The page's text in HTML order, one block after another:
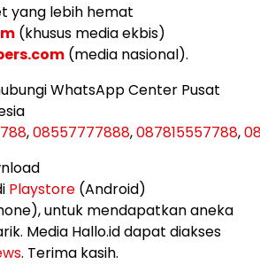
yang lebih hemat
(khusus media ekbis)
(media nasional).
WhatsApp Center Pusat
,08557777888,087815557788,
Playstore (Android)
untuk mendapatkan aneka
Media Hallo.id dapat diakses
. Terima kasih.